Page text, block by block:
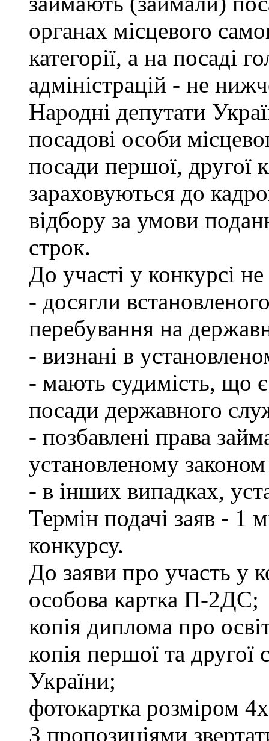
органах місцевого
категорії, а на посаді
адміністрацій - не
Народні депутати
посадові особи
посади першої, другої
зараховуються до
відбору за умови
строк.
До участі у конкурсі
- досягли
перебування на
- визнані в
- мають судимість, що
посади державного
- позбавлені права
установленому
- в інших випадках,
Термін подачі заяв - 1
конкурсу.
До заяви про участь у
особова картка П-2ДС;
копія диплома про
копія першої та другої
України;
фотокартка розміром
З пропозиціями